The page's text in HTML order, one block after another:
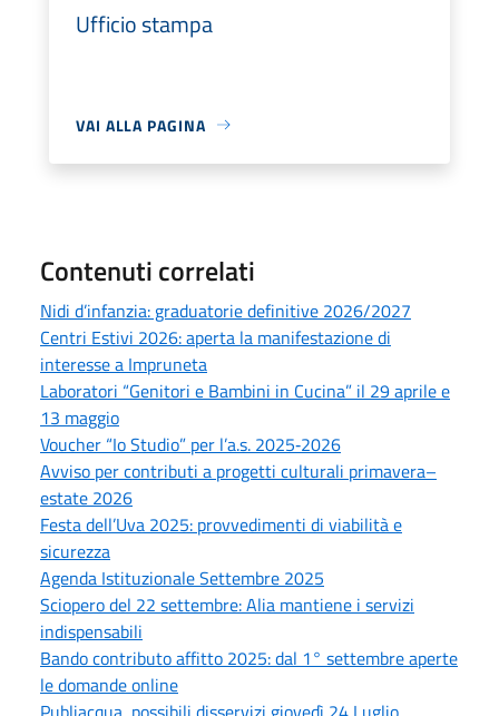
Ufficio stampa
VAI ALLA PAGINA
Contenuti correlati
Nidi d’infanzia: graduatorie definitive 2026/2027
Centri Estivi 2026: aperta la manifestazione di
interesse a Impruneta
Laboratori “Genitori e Bambini in Cucina” il 29 aprile e
13 maggio
Voucher “Io Studio” per l’a.s. 2025‑2026
Avviso per contributi a progetti culturali primavera–
estate 2026
Festa dell’Uva 2025: provvedimenti di viabilità e
sicurezza
Agenda Istituzionale Settembre 2025
Sciopero del 22 settembre: Alia mantiene i servizi
indispensabili
Bando contributo affitto 2025: dal 1° settembre aperte
le domande online